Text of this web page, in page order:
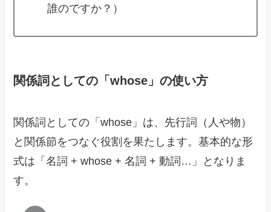
誰のですか？）
関係詞としての「whose」の使い方
関係詞としての「whose」は、先行詞（人や物）
と関係節をつなぐ役割を果たします。基本的な形
式は「名詞 + whose + 名詞 + 動詞…」となりま
す。